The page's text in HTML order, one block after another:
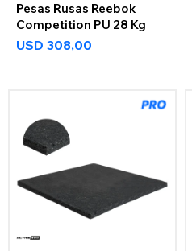
Pesas Rusas Reebok
Competition PU 28 Kg
USD 308,00